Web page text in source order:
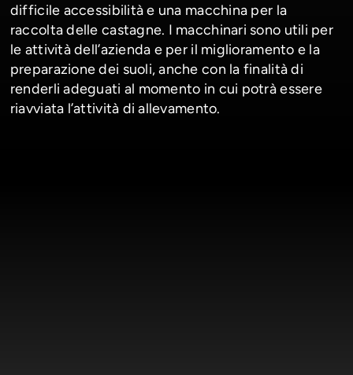
difficile accessibilità e una macchina per la
raccolta delle castagne. I macchinari sono utili per
le attività dell’azienda e per il miglioramento e la
preparazione dei suoli, anche con la finalità di
renderli adeguati al momento in cui potrà essere
riavviata l’attività di allevamento.